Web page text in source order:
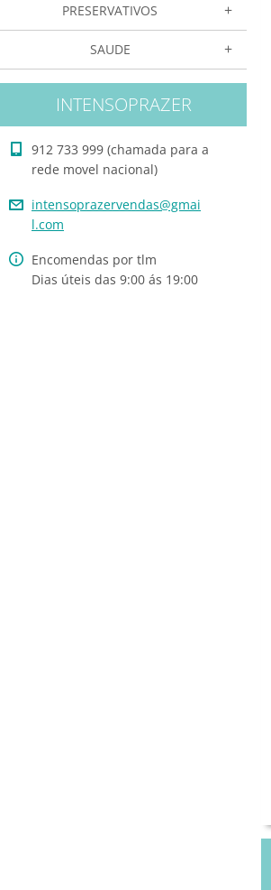
PRESERVATIVOS
SAUDE
INTENSOPRAZER
912 733 999 (chamada para a
rede movel nacional)
intensoprazervendas@gmai
l.com
Encomendas por tlm
Dias úteis das 9:00 ás 19:00